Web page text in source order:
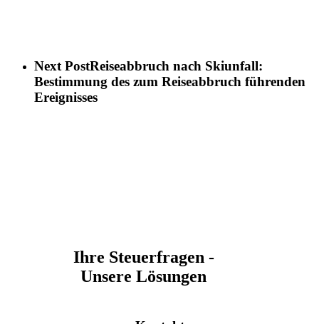
Next PostReiseabbruch nach Skiunfall:
Bestimmung des zum Reiseabbruch führenden
Ereignisses
Ihre Steuerfragen -
Unsere Lösungen